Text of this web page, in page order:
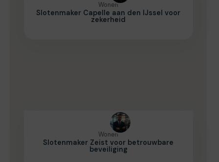
Wonen
Slotenmaker Capelle aan den IJssel voor
zekerheid
Wonen
Slotenmaker Zeist voor betrouwbare
beveiliging